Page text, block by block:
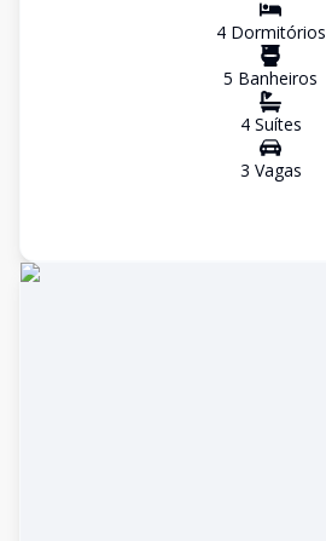
4Dormitórios
5 Banheiros
4Suítes
3 Vagas